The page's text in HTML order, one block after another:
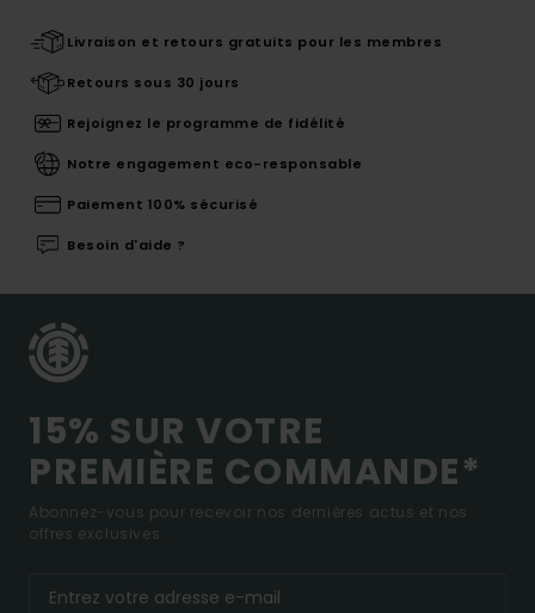
Livraison et retours gratuits pour les membres
Retours sous 30 jours
Rejoignez le programme de fidélité
Notre engagement eco-responsable
Paiement 100% sécurisé
Besoin d'aide ?
15% SUR VOTRE
PREMIÈRE COMMANDE*
Abonnez-vous pour recevoir nos dernières actus et nos
offres exclusives.